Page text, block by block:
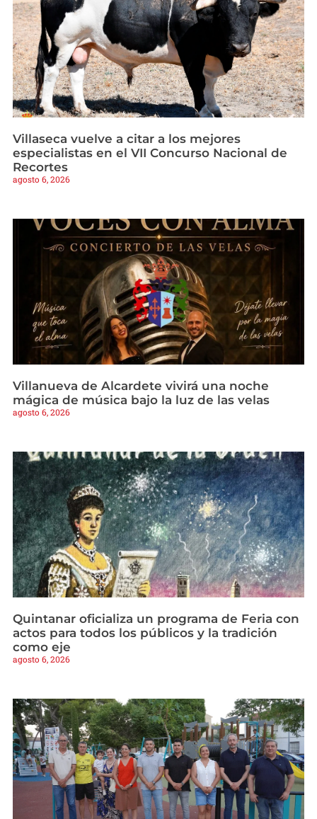
Villaseca vuelve a citar a los mejores
especialistas en el VII Concurso Nacional de
Recortes
agosto 6, 2026
Villanueva de Alcardete vivirá una noche
mágica de música bajo la luz de las velas
agosto 6, 2026
Quintanar oficializa un programa de Feria con
actos para todos los públicos y la tradición
como eje
agosto 6, 2026